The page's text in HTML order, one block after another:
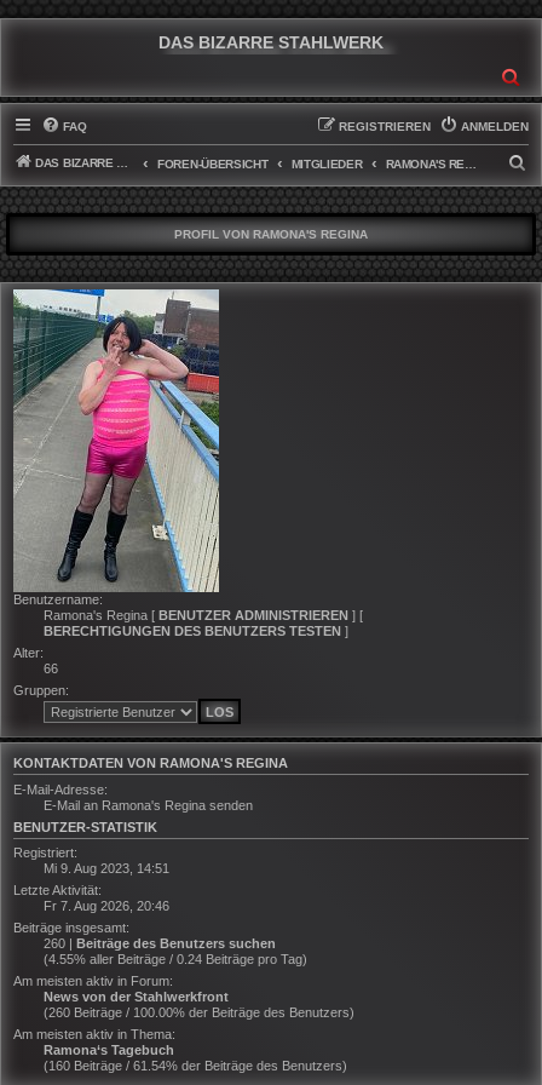
DAS BIZARRE STAHLWERK
FAQ ANMELDEN
REGISTRIEREN
DAS BIZARRE STAHLWERK FOREN-ÜBERSICHT MITGLIEDER
U
C
H
E
PROFIL VON RAMONA'S REGINA
Benutzername:
Ramona's Regina [ BENUTZER ADMINISTRIEREN ] [
BERECHTIGUNGEN DES BENUTZERS TESTEN ]
Alter:
66
Gruppen:
KONTAKTDATEN VON RAMONA'S REGINA
E-Mail-Adresse:
E-Mail an Ramona's Regina senden
BENUTZER-STATISTIK
Registriert:
Mi 9. Aug 2023, 14:51
Letzte Aktivität:
Fr 7. Aug 2026, 20:46
Beiträge insgesamt:
260 | Beiträge des Benutzers suchen
(4.55% aller Beiträge / 0.24 Beiträge pro Tag)
Am meisten aktiv in Forum:
News von der Stahlwerkfront
(260 Beiträge / 100.00% der Beiträge des Benutzers)
Am meisten aktiv in Thema:
Ramona‘s Tagebuch
(160 Beiträge / 61.54% der Beiträge des Benutzers)